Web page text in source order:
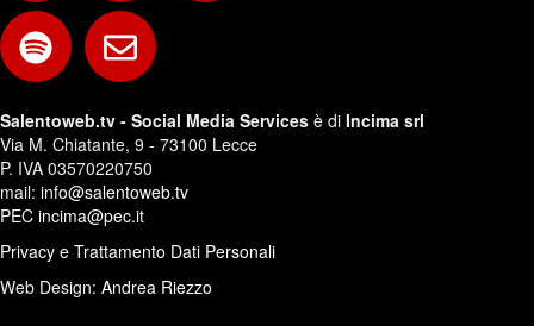
Salentoweb.tv - Social Media Services è di Incima srl
Via M. Chiatante, 9 - 73100 Lecce
P. IVA 03570220750
mail: info@salentoweb.tv
PEC incima@pec.it
Privacy e Trattamento Dati Personali
Web Design: Andrea Riezzo